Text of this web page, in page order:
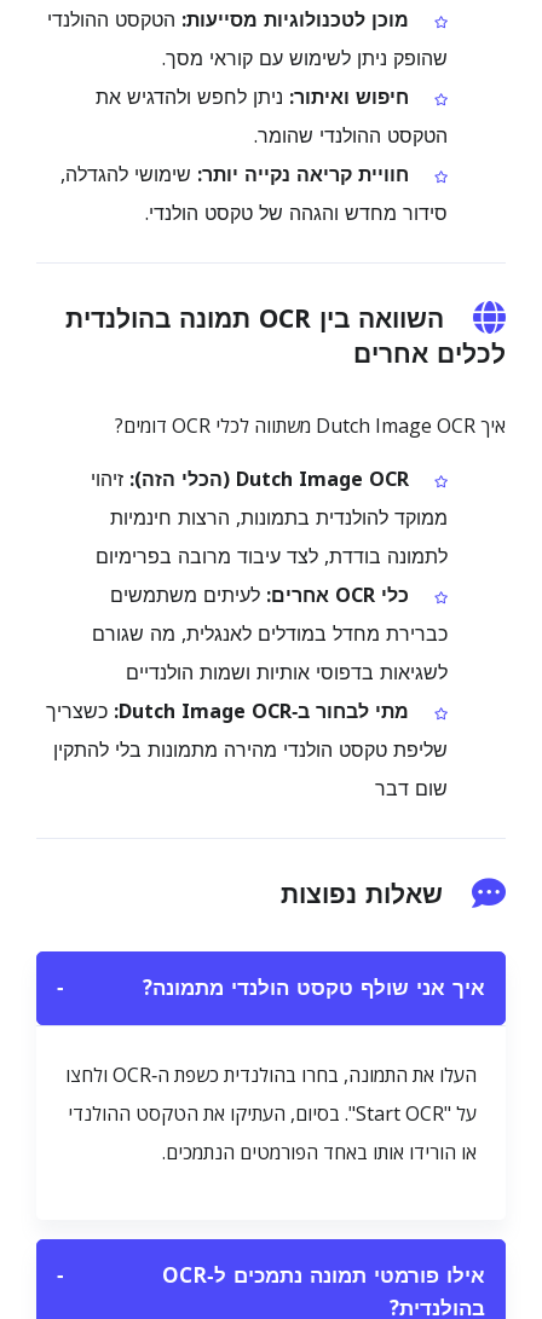
מוכן לטכנולוגיות מסייעות: הטקסט ההולנדי
שהופק ניתן לשימוש עם קוראי מסך.
חיפוש ואיתור: ניתן לחפש ולהדגיש את
הטקסט ההולנדי שהומר.
חוויית קריאה נקייה יותר: שימושי להגדלה,
סידור מחדש והגהה של טקסט הולנדי.
השוואה בין OCR תמונה בהולנדית
לכלים אחרים
איך Dutch Image OCR משתווה לכלי OCR דומים?
Dutch Image OCR (הכלי הזה):
זיהוי
ממוקד להולנדית בתמונות, הרצות חינמיות
לתמונה בודדת, לצד עיבוד מרובה בפרימיום
כלי OCR אחרים:
לעיתים משתמשים
כברירת מחדל במודלים לאנגלית, מה שגורם
לשגיאות בדפוסי אותיות ושמות הולנדיים
מתי לבחור ב‑Dutch Image OCR:
כשצריך
שליפת טקסט הולנדי מהירה מתמונות בלי להתקין
שום דבר
שאלות נפוצות
איך אני שולף טקסט הולנדי מתמונה? −
העלו את התמונה, בחרו בהולנדית כשפת ה‑OCR ולחצו
על "Start OCR". בסיום, העתיקו את הטקסט ההולנדי
או הורידו אותו באחד הפורמטים הנתמכים.
אילו פורמטי תמונה נתמכים ל‑OCR
בהולנדית?
−